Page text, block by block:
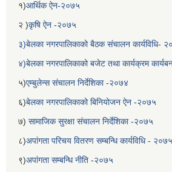
१)आर्थिक ऐन-२०७५
२ )कृषि ऐन -२०७५
३)बेलका नगरपालिकाको बैठक संचालन कार्यविधि-
४)बेलका नगरपालिकाको बजेट तथा कार्यक्रम
५)एम्बुलेन्स संचालन निर्देशिका -२०७४
६)बेलका नगरपालिकाको बिनियोजन ऐन -२०७५
७) सामाजिक सुरक्षा संचालन निर्देशिका -२०७५
८)अपांगता परिचय वितरण सम्बन्धि कार्यविधि - २०७५
९)अपांगता सम्बन्धि नीति -२०७५